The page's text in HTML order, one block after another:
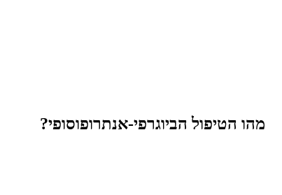
מהו הטיפול הביוגרפי-אנתרופוסופי?